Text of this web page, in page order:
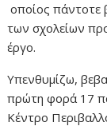
οποίος πάντοτε
των σχολείων
έργο.
Υπενθυμίζω,
πρώτη φορά 17
Κέντρο